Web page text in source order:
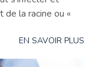
la racine ou «
EN SAVOIR PLUS